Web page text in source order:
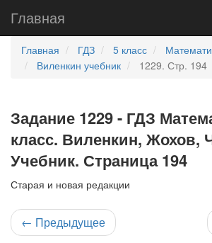
Главная
Главная ГДЗ 5 класс
Виленкин учебник
1229. Стр. 194
Задание 1229 - ГДЗ
класс. Виленкин, Жохов,
Учебник. Страница 194
Старая и новая редакции
← Предыдущее